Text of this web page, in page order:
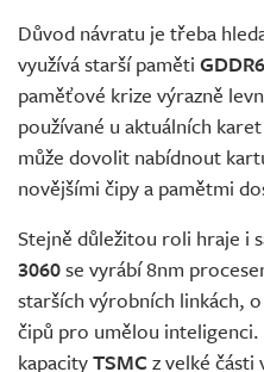
Důvod návratu je třeba
využívá starší paměti GDDR6
paměťové krize výrazně
používané u aktuálních
může dovolit nabídnout
novějšími čipy a pamětmi
Stejně důležitou roli hraje i
3060se vyrábí 8nm
starších výrobních linkách,
čipů pro umělou
kapacityTSMC z velké části